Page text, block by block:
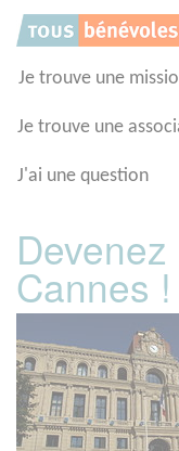
Je trouve une
Je trouve une
J'ai une question
Cannes !
Panneau de gestion des